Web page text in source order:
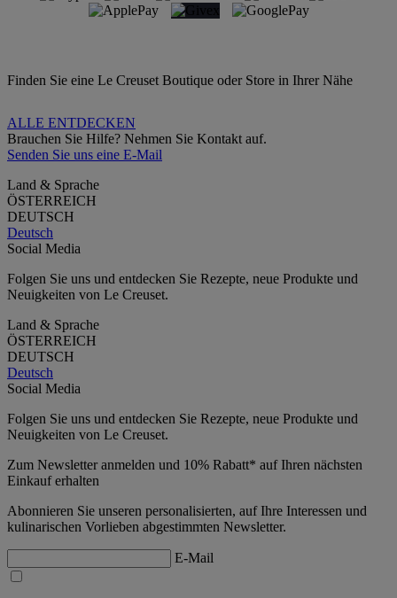
Finden Sie eine Le Creuset Boutique oder Store in Ihrer Nähe
ALLE ENTDECKEN
Brauchen Sie Hilfe? Nehmen Sie Kontakt auf.
Senden Sie uns eine E-Mail
Land & Sprache
ÖSTERREICH
DEUTSCH
Deutsch
Social Media
Folgen Sie uns und entdecken Sie Rezepte, neue Produkte und
Neuigkeiten von Le Creuset.
Land & Sprache
ÖSTERREICH
DEUTSCH
Deutsch
Social Media
Folgen Sie uns und entdecken Sie Rezepte, neue Produkte und
Neuigkeiten von Le Creuset.
Zum Newsletter anmelden und 10% Rabatt* auf Ihren nächsten
Einkauf erhalten
Abonnieren Sie unseren personalisierten, auf Ihre Interessen und
kulinarischen Vorlieben abgestimmten Newsletter.
E-Mail